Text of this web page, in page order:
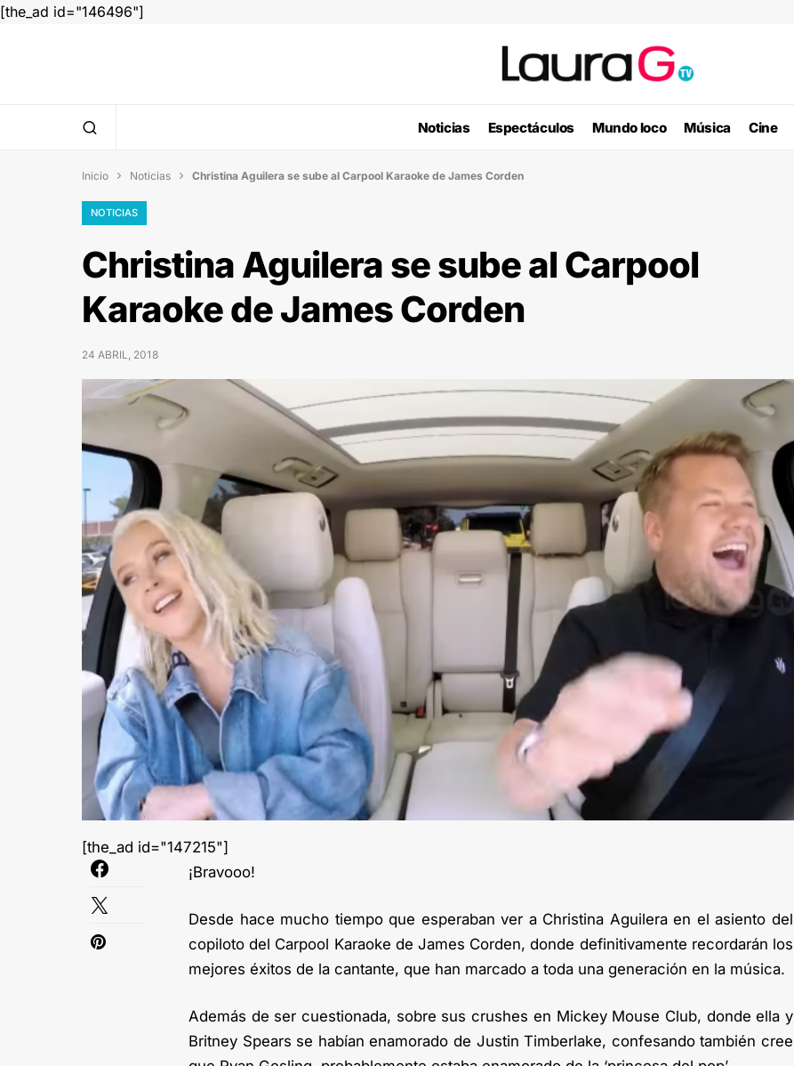
[the_ad id="146496"]
Noticias Espectáculos Mundo loco Música Cine
Inicio  Noticias  Christina Aguilera se sube al Carpool Karaoke de James Corden
NOTICIAS
Christina Aguilera se sube al Carpool
Karaoke de James Corden
24 ABRIL, 2018
[the_ad id="147215"]
¡Bravooo!
Desde hace mucho tiempo que esperaban ver a Christina Aguilera en el asiento del
copiloto del Carpool Karaoke de James Corden, donde definitivamente recordarán los
mejores éxitos de la cantante, que han marcado a toda una generación en la música.
Además de ser cuestionada, sobre sus crushes en Mickey Mouse Club, donde ella y
Britney Spears se habían enamorado de Justin Timberlake, confesando también cree